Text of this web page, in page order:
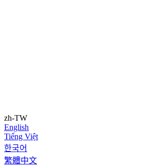
zh-TW
English
Tiếng Việt
한국어
繁體中文